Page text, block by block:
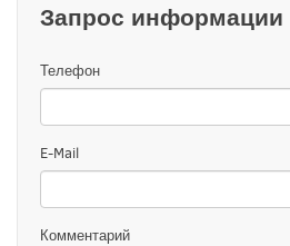
Запрос информации
Телефон
E-Mail
Комментарий